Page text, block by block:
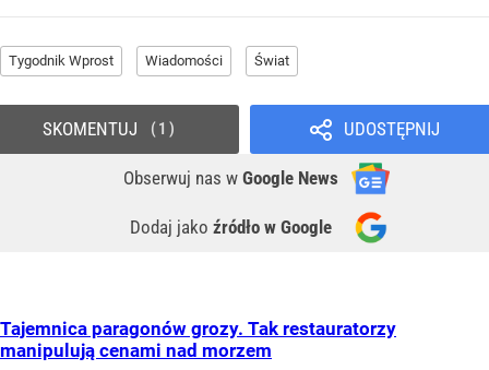
Tygodnik Wprost Wiadomości Świat
UDOSTĘPNIJ
Obserwuj nas w Google News
Dodaj jako źródło w Google
SKOMENTUJ 1
Tajemnica paragonów grozy. Tak restauratorzy
manipulują cenami nad morzem